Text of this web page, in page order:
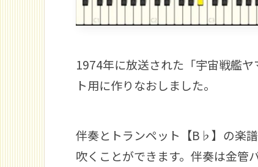
1974年に放送された「宇宙戦艦
ト用に作りなおしました。
伴奏とトランペット【B♭】の楽
吹くことができます。伴奏は金管